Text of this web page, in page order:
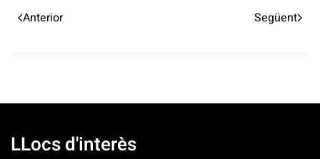
Anterior Següent
LLocs d'interès